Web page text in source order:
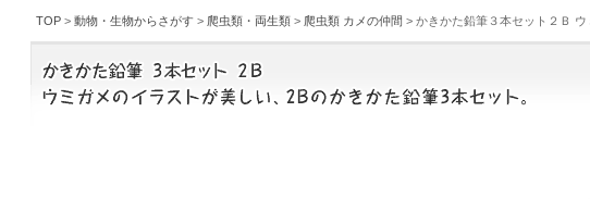
TOP > 動物・生物からさがす > 爬虫類・両生類 > 爬虫類 カメの仲間 > かきかた鉛筆３本セット２Ｂ ウ